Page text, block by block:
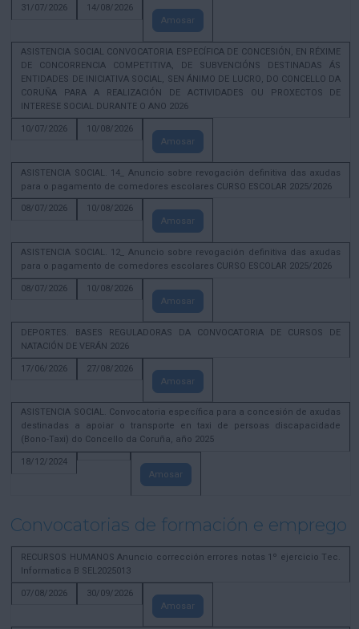
31/07/2026
14/08/2026
Amosar
ASISTENCIA SOCIAL CONVOCATORIA ESPECÍFICA DE CONCESIÓN, EN RÉXIME
DE CONCORRENCIA COMPETITIVA, DE SUBVENCIÓNS DESTINADAS ÁS
ENTIDADES DE INICIATIVA SOCIAL, SEN ÁNIMO DE LUCRO, DO CONCELLO DA
CORUÑA PARA A REALIZACIÓN DE ACTIVIDADES OU PROXECTOS DE
INTERESE SOCIAL DURANTE O ANO 2026
10/07/2026
10/08/2026
Amosar
ASISTENCIA SOCIAL. 14_ Anuncio sobre revogación definitiva das axudas
para o pagamento de comedores escolares CURSO ESCOLAR 2025/2026
08/07/2026
10/08/2026
Amosar
ASISTENCIA SOCIAL. 12_ Anuncio sobre revogación definitiva das axudas
para o pagamento de comedores escolares CURSO ESCOLAR 2025/2026
08/07/2026
10/08/2026
Amosar
DEPORTES. BASES REGULADORAS DA CONVOCATORIA DE CURSOS DE
NATACIÓN DE VERÁN 2026
17/06/2026
27/08/2026
Amosar
ASISTENCIA SOCIAL. Convocatoria específica para a concesión de axudas
destinadas a apoiar o transporte en taxi de persoas discapacidade
(Bono-Taxi) do Concello da Coruña, año 2025
18/12/2024
Amosar
Convocatorias de formación e emprego
RECURSOS HUMANOS Anuncio corrección errores notas 1º ejercicio Tec.
Informatica B SEL2025013
07/08/2026
30/09/2026
Amosar